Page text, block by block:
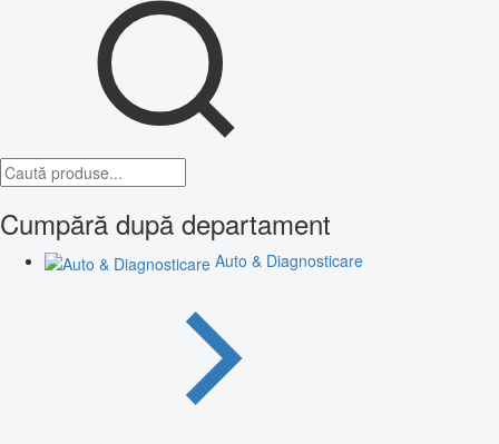
Cumpără după departament
Auto & Diagnosticare